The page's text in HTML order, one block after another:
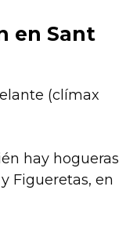
en Sant
(clímax
hay hogueras
Figueretas, en